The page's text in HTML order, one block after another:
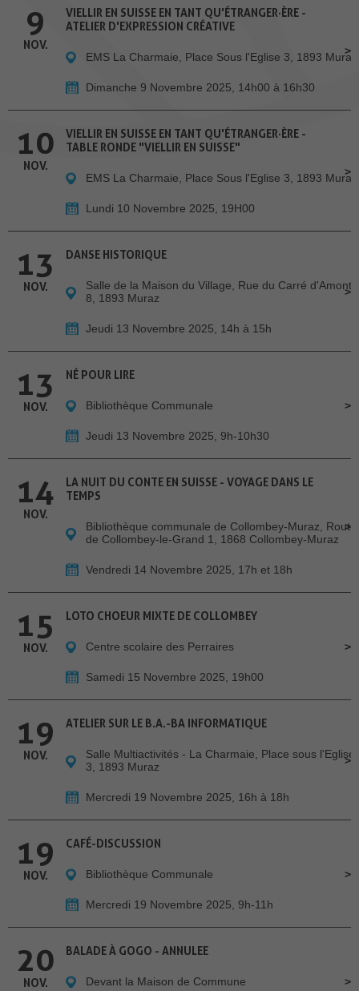
9
NOV.
VIELLIR EN SUISSE EN TANT QU'ÉTRANGER·ÈRE -
ATELIER D'EXPRESSION CRÉATIVE
EMS La Charmaie, Place Sous l'Eglise 3, 1893 Muraz
Dimanche 9 Novembre 2025, 14h00 à 16h30
10
NOV.
VIELLIR EN SUISSE EN TANT QU'ÉTRANGER·ÈRE -
TABLE RONDE "VIELLIR EN SUISSE"
EMS La Charmaie, Place Sous l'Eglise 3, 1893 Muraz
Lundi 10 Novembre 2025, 19H00
13
NOV.
DANSE HISTORIQUE
Salle de la Maison du Village, Rue du Carré d'Amont
8, 1893 Muraz
Jeudi 13 Novembre 2025, 14h à 15h
13
NOV.
NÉ POUR LIRE
Bibliothèque Communale
Jeudi 13 Novembre 2025, 9h-10h30
14
NOV.
LA NUIT DU CONTE EN SUISSE - VOYAGE DANS LE
TEMPS
Bibliothèque communale de Collombey-Muraz, Route
de Collombey-le-Grand 1, 1868 Collombey-Muraz
Vendredi 14 Novembre 2025, 17h et 18h
15
NOV.
LOTO CHOEUR MIXTE DE COLLOMBEY
Centre scolaire des Perraires
Samedi 15 Novembre 2025, 19h00
19
NOV.
ATELIER SUR LE B.A.-BA INFORMATIQUE
Salle Multiactivités - La Charmaie, Place sous l'Eglise
3, 1893 Muraz
Mercredi 19 Novembre 2025, 16h à 18h
19
NOV.
CAFÉ-DISCUSSION
Bibliothèque Communale
Mercredi 19 Novembre 2025, 9h-11h
20
NOV.
BALADE À GOGO - ANNULEE
Devant la Maison de Commune